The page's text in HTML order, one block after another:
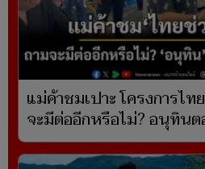
แม่ค้าชมเปาะ โครงการไ
จะมีต่ออีกหรือไม่? อนุทินต